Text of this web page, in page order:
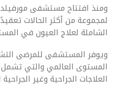
ومنذ افتتاح مستشفى
لمجموعة من أكثر الحالات
الشاملة لعلاج العيون في
ويوفر المستشفى للمرضى
المستوى العالمي والتي
العلاجات الجراحية وغير